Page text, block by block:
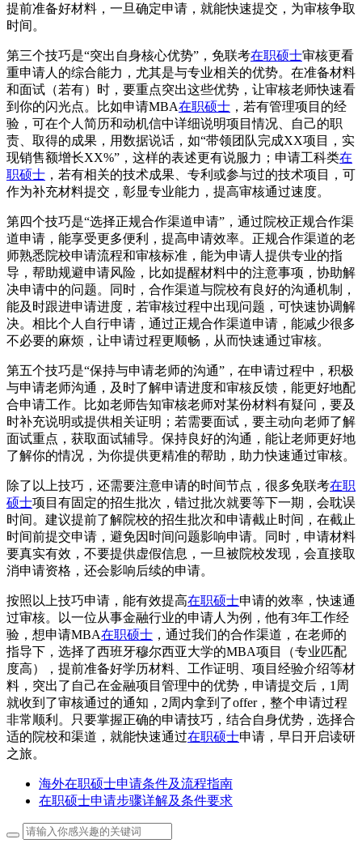
提前准备好材料，一旦确定申请，就能快速提交，为审核争取
时间。
第三个技巧是“突出自身核心优势”，免联考在职硕士审核更看
重申请人的综合能力，尤其是与专业相关的优势。在准备材料
和面试（若有）时，要重点突出这些优势，让审核老师快速看
到你的闪光点。比如申请MBA在职硕士 ，若有管理项目的经
验，可在个人简历和动机信中详细说明项目情况、自己的职
责、取得的成果，用数据说话，如“带领团队完成XX项目，实
现销售额增长XX%”，这样的表述更有说服力；申请工科类在
职硕士 ，若有相关的技术成果、专利或参与过的技术项目，可
作为补充材料提交，彰显专业能力，提高审核通过速度。
第四个技巧是“选择正规合作渠道申请”，通过院校正规合作渠
道申请，能享受更多便利，提高申请效率。正规合作渠道的老
师熟悉院校申请流程和审核标准，能为申请人提供专业的指
导，帮助规避申请风险，比如提醒材料中的注意事项，协助解
决申请中的问题。同时，合作渠道与院校有良好的沟通机制，
能及时跟进申请进度，若审核过程中出现问题，可快速协调解
决。相比个人自行申请，通过正规合作渠道申请，能减少很多
不必要的麻烦，让申请过程更顺畅，从而快速通过审核。
第五个技巧是“保持与申请老师的沟通”，在申请过程中，积极
与申请老师沟通，及时了解申请进度和审核反馈，能更好地配
合申请工作。比如老师告知审核老师对某份材料有疑问，要及
时补充说明或提供相关证明；若需要面试，要主动向老师了解
面试重点，获取面试辅导。保持良好的沟通，能让老师更好地
了解你的情况，为你提供更精准的帮助，助力快速通过审核。
除了以上技巧，还需要注意申请的时间节点，很多免联考在职
硕士项目有固定的招生批次，错过批次就要等下一期，会耽误
时间。建议提前了解院校的招生批次和申请截止时间，在截止
时间前提交申请，避免因时间问题影响申请。同时，申请材料
要真实有效，不要提供虚假信息，一旦被院校发现，会直接取
消申请资格，还会影响后续的申请。
按照以上技巧申请，能有效提高在职硕士申请的效率，快速通
过审核。以一位从事金融行业的申请人为例，他有3年工作经
验，想申请MBA在职硕士 ，通过我们的合作渠道，在老师的
指导下，选择了西班牙穆尔西亚大学的MBA项目（专业匹配
度高），提前准备好学历材料、工作证明、项目经验介绍等材
料，突出了自己在金融项目管理中的优势，申请提交后，1周
就收到了审核通过的通知，2周内拿到了offer，整个申请过程
非常顺利。只要掌握正确的申请技巧，结合自身优势，选择合
适的院校和渠道，就能快速通过在职硕士申请，早日开启读研
之旅。
海外在职硕士申请条件及流程指南
在职硕士申请步骤详解及条件要求